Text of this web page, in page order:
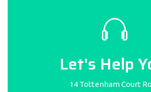
Let's Help
14 Tottenham Court